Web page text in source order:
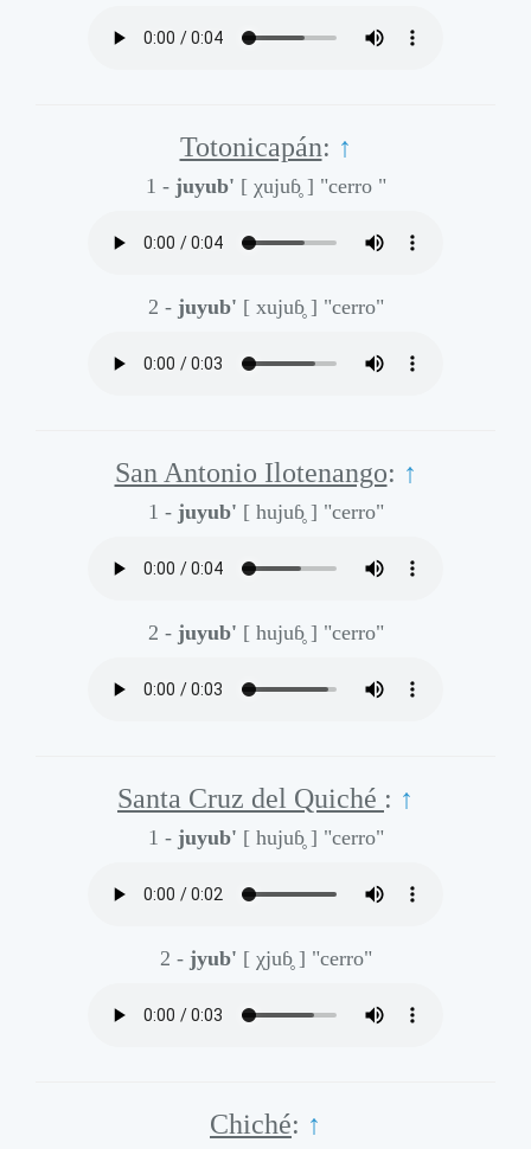
Totonicapán: ↑
1 - juyub' [ χujuɓ̥ ] "cerro "
2 - juyub' [ xujuɓ̥ ] "cerro"
San Antonio Ilotenango: ↑
1 - juyub' [ hujuɓ̥ ] "cerro"
2 - juyub' [ hujuɓ̥ ] "cerro"
Santa Cruz del Quiché : ↑
1 - juyub' [ hujuɓ̥ ] "cerro"
2 - jyub' [ χjuɓ̥ ] "cerro"
Chiché: ↑